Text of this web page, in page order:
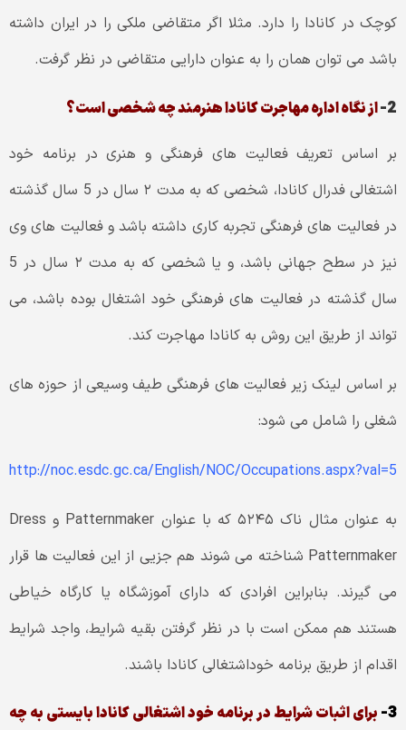
کوچک در کانادا را دارد. مثلا اگر متقاضی ملکی را در ایران داشته
باشد می توان همان را به عنوان دارایی متقاضی در نظر گرفت.
2- از نگاه اداره مهاجرت کانادا هنرمند چه شخصی است؟
بر اساس تعریف فعالیت های فرهنگی و هنری در برنامه خود
اشتغالی فدرال کانادا، شخصی که به مدت ۲ سال در 5 سال گذشته
در فعالیت های فرهنگی تجربه کاری داشته باشد و فعالیت های وی
نیز در سطح جهانی باشد، و یا شخصی که به مدت ۲ سال در 5
سال گذشته در فعالیت های فرهنگی خود اشتغال بوده باشد، می
تواند از طریق این روش به کانادا مهاجرت کند.
بر اساس لینک زیر فعالیت های فرهنگی طیف وسیعی از حوزه های
شغلی را شامل می شود:
http://noc.esdc.gc.ca/English/NOC/Occupations.aspx?val=5
به عنوان مثال ناک ۵۲۴۵ که با عنوان Patternmaker و Dress
Patternmaker شناخته می شوند هم جزیی از این فعالیت ها قرار
می گیرند. بنابراین افرادی که دارای آموزشگاه یا کارگاه خیاطی
هستند هم ممکن است با در نظر گرفتن بقیه شرایط، واجد شرایط
اقدام از طریق برنامه خوداشتغالی کانادا باشند.
3- برای اثبات شرایط در برنامه خود اشتغالی کانادا بایستی به چه